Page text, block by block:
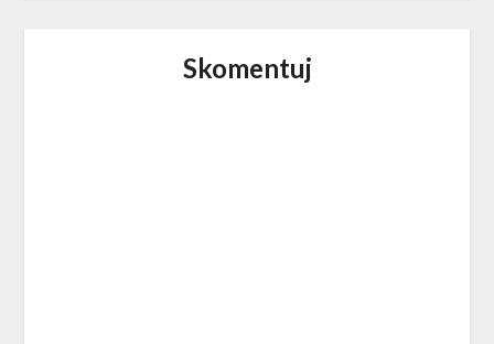
Skomentuj